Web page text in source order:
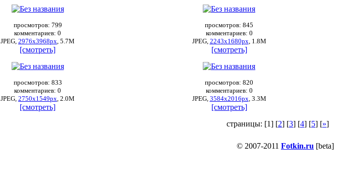
просмотров: 799
комментариев: 0
JPEG, 2976x3968px, 5.7М
[смотреть]
просмотров: 845
комментариев: 0
JPEG, 2243x1680px, 1.8М
[смотреть]
просмотров: 833
комментариев: 0
JPEG, 2750x1549px, 2.0М
[смотреть]
просмотров: 820
комментариев: 0
JPEG, 3584x2016px, 3.3М
[смотреть]
страницы: [1] [2] [3] [4] [5] [»]
© 2007-2011 Fotkin.ru [beta]